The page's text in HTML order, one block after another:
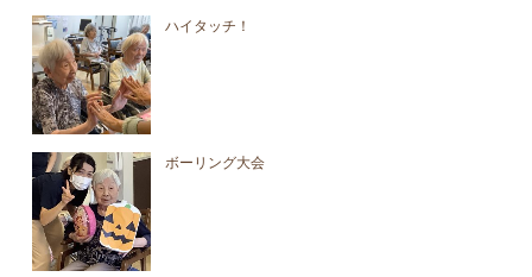
ハイタッチ！
ボーリング大会